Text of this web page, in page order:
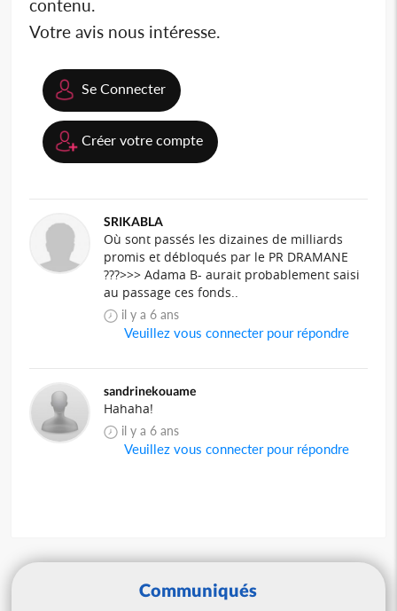
contenu.
Votre avis nous intéresse.
Se Connecter
Créer votre compte
SRIKABLA
Où sont passés les dizaines de milliards
promis et débloqués par le PR DRAMANE
???>>> Adama B- aurait probablement saisi
au passage ces fonds..
il y a 6 ans
Veuillez vous connecter pour répondre
sandrinekouame
Hahaha!
il y a 6 ans
Veuillez vous connecter pour répondre
Communiqués